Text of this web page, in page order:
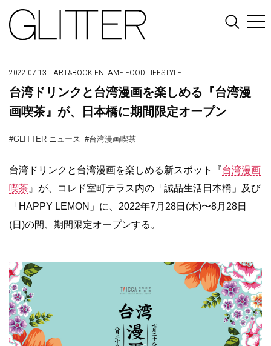
2022.07.13 ART&BOOK ENTAME FOOD LIFESTYLE
台湾ドリンクと台湾漫画を楽しめる『台湾漫
画喫茶』が、日本橋に期間限定オープン
#GLITTER ニュース #台湾漫画喫茶
台湾ドリンクと台湾漫画を楽しめる新スポット『台湾漫画
喫茶 』が、コレド室町テラス内の「誠品生活日本橋」及び
「HAPPY LEMON」に、2022年7月28日(木)〜8月28日
(日)の間、期間限定オープンする。